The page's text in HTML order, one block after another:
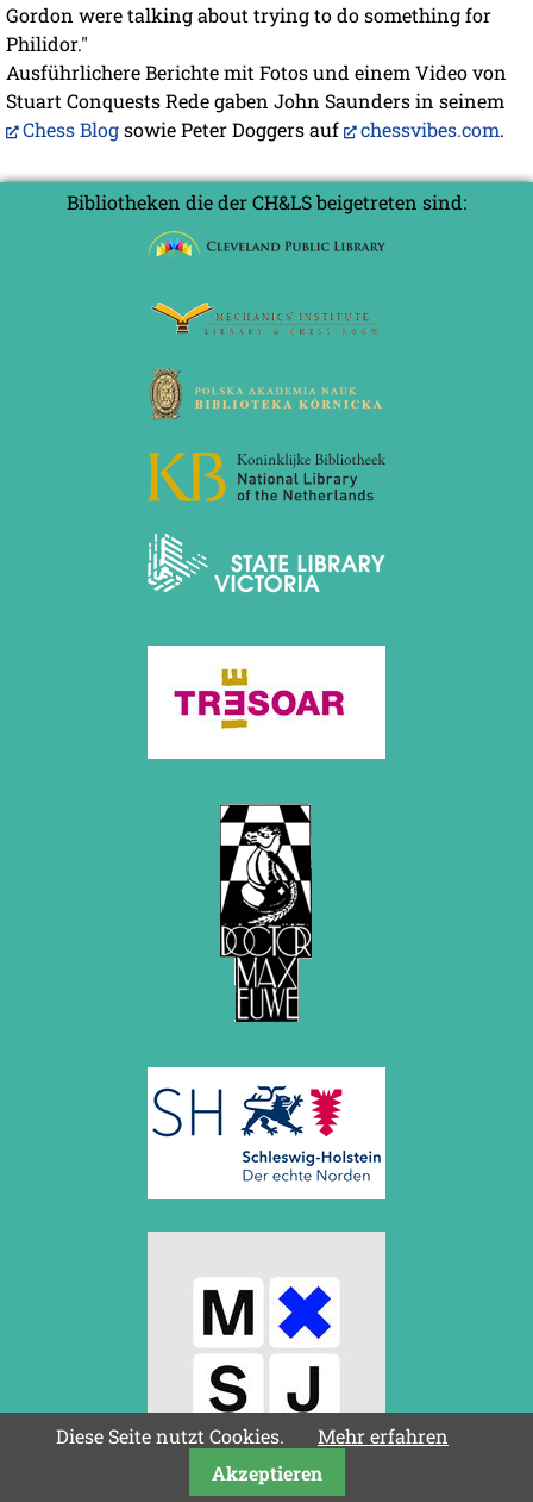
Gordon were talking about trying to do something for
Philidor."
Ausführlichere Berichte mit Fotos und einem Video von
Stuart Conquests Rede gaben John Saunders in seinem
Chess Blogsowie Peter Doggers auf chessvibes.com.
Bibliotheken die der CH&LS beigetreten sind:
Diese Seite nutzt Cookies.
Mehr erfahren
Akzeptieren